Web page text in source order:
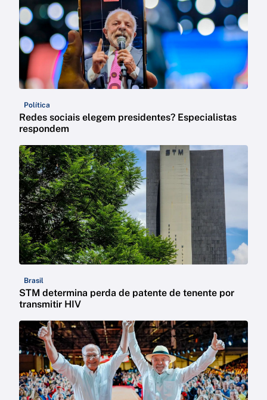
Política
Redes sociais elegem presidentes? Especialistas
respondem
Brasil
STM determina perda de patente de tenente por
transmitir HIV